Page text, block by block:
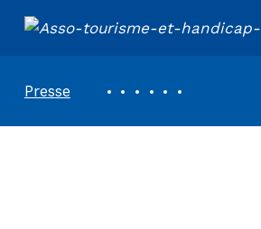
ASSOCIATION TOURISME ET HANDICAPS
Presse